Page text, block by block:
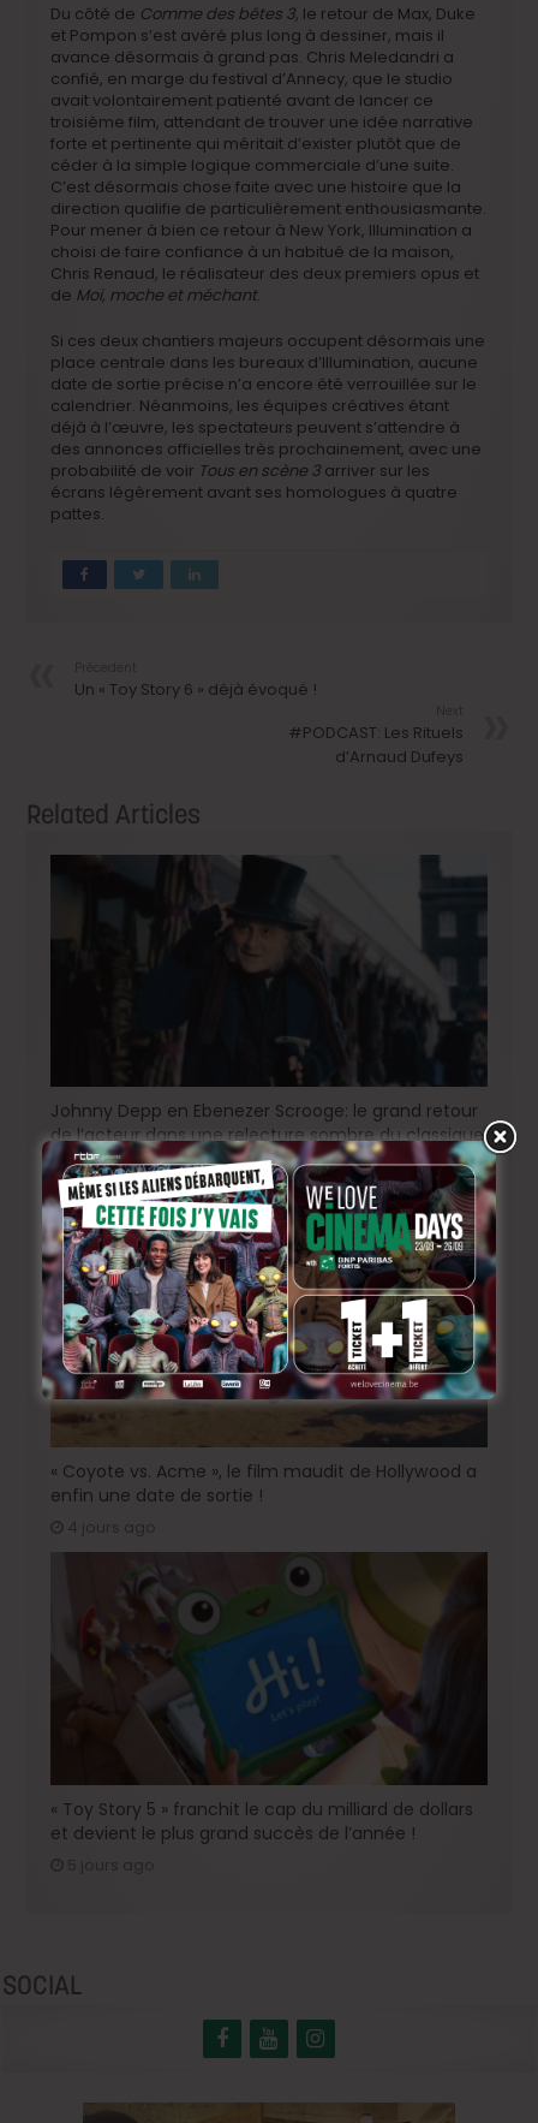
Du côté de Comme des bêtes 3, le retour de Max, Duke
et Pompon s’est avéré plus long à dessiner, mais il
avance désormais à grand pas. Chris Meledandri a
confié, en marge du festival d’Annecy, que le studio
avait volontairement patienté avant de lancer ce
troisième film, attendant de trouver une idée narrative
forte et pertinente qui méritait d’exister plutôt que de
céder à la simple logique commerciale d’une suite.
C’est désormais chose faite avec une histoire que la
direction qualifie de particulièrement enthousiasmante.
Pour mener à bien ce retour à New York, Illumination a
choisi de faire confiance à un habitué de la maison,
Chris Renaud, le réalisateur des deux premiers opus et
de Moi, moche et méchant.
Si ces deux chantiers majeurs occupent désormais une
place centrale dans les bureaux d’Illumination, aucune
date de sortie précise n’a encore été verrouillée sur le
calendrier. Néanmoins, les équipes créatives étant
déjà à l’œuvre, les spectateurs peuvent s’attendre à
des annonces officielles très prochainement, avec une
probabilité de voir Tous en scène 3 arriver sur les
écrans légèrement avant ses homologues à quatre
pattes.
Un « Toy Story 6 » déjà évoqué !
#PODCAST: Les Rituels
d’Arnaud Dufeys
Related Articles
Johnny Depp en Ebenezer Scrooge: le grand retour
de l’acteur dans une relecture sombre du classique
de Dickens !
2 jours ago
« Coyote vs. Acme », le film maudit de Hollywood a
enfin une date de sortie !
4 jours ago
« Toy Story 5 » franchit le cap du milliard de dollars
et devient le plus grand succès de l’année !
SOCIAL